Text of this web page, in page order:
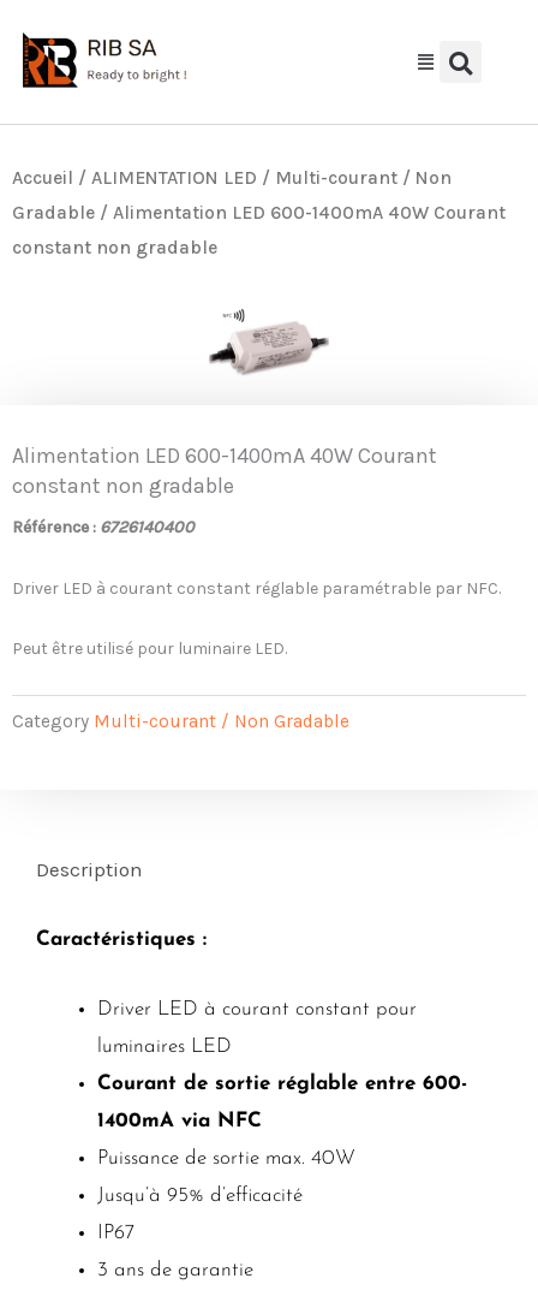
contenu
Accueil / ALIMENTATION LED / Multi-courant / Non
Gradable / Alimentation LED 600-1400mA 40W Courant
constant non gradable
Alimentation LED 600-1400mA 40W Courant
constant non gradable
Référence : 6726140400
Driver LED à courant constant réglable paramétrable par NFC.
Peut être utilisé pour luminaire LED.
Category Multi-courant / Non Gradable
Description
Caractéristiques :
Driver LED à courant constant pour
luminaires LED
Courant de sortie réglable entre 600-
1400mA via NFC
Puissance de sortie max. 40W
Jusqu’à 95% d’efficacité
IP67
3 ans de garantie